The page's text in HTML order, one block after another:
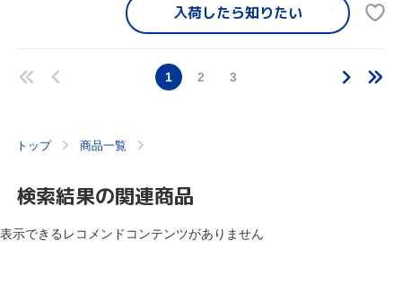
入荷したら知りたい
1 2 3
トップ 商品一覧
検索結果の関連商品
表示できるレコメンドコンテンツがありません